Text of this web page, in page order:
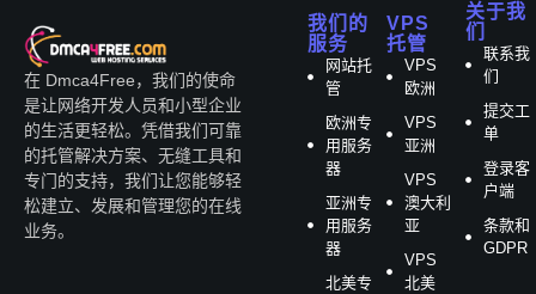
在 Dmca4Free，我们的使命
是让网络开发人员和小型企业
的生活更轻松。凭借我们可靠
的托管解决方案、无缝工具和
专门的支持，我们让您能够轻
松建立、发展和管理您的在线
业务。
我们的
服务
网站托
管
欧洲专
用服务
器
亚洲专
用服务
器
北美专
VPS
托管
VPS
欧洲
VPS
亚洲
VPS
澳大利
亚
VPS
北美
关于我
们
联系我
们
提交工
单
登录客
户端
条款和
GDPR